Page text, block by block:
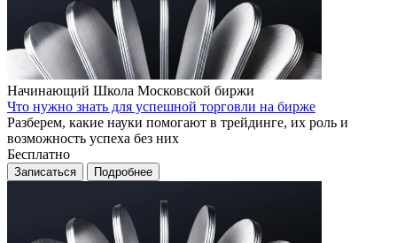
Начинающий Школа Московской биржи
Что нужно знать для успешной торговли на бирже
Разберем, какие науки помогают в трейдинге, их роль и
возможность успеха без них
Бесплатно
Записаться Подробнее